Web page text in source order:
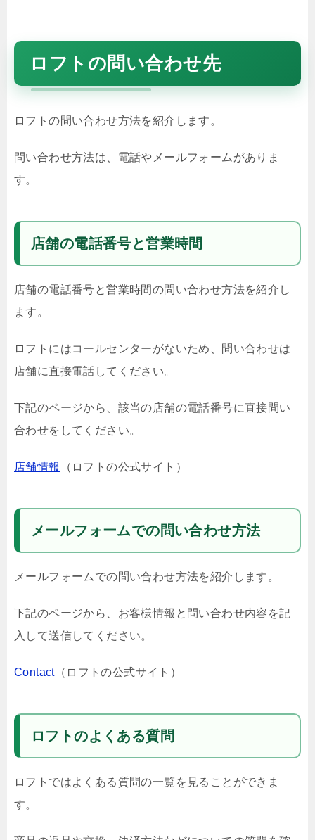
ロフトの問い合わせ先
ロフトの問い合わせ方法を紹介します。
問い合わせ方法は、電話やメールフォームがありま
す。
店舗の電話番号と営業時間
店舗の電話番号と営業時間の問い合わせ方法を紹介し
ます。
ロフトにはコールセンターがないため、問い合わせは
店舗に直接電話してください。
下記のページから、該当の店舗の電話番号に直接問い
合わせをしてください。
店舗情報 （ロフトの公式サイト）
メールフォームでの問い合わせ方法
メールフォームでの問い合わせ方法を紹介します。
下記のページから、お客様情報と問い合わせ内容を記
入して送信してください。
Contact（ロフトの公式サイト）
ロフトのよくある質問
ロフトではよくある質問の一覧を見ることができま
す。